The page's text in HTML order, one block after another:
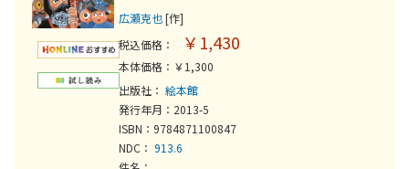
広瀬克也[作]
税込価格：
￥1,430
本体価格：￥1,300
出版社： 絵本館
発行年月：2013-5
ISBN：9784871100847
NDC： 913.6